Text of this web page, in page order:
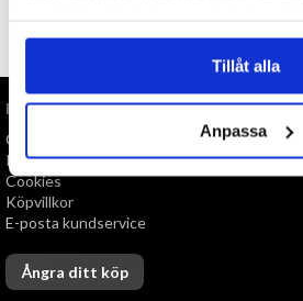
Tillåt alla
Anpassa
TILL TOPPEN
INFORMATION
Om oss
Personuppgiftspolicy
Cookies
Köpvillkor
E-posta kundservice
Ångra ditt köp